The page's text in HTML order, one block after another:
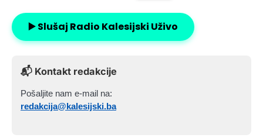
▶️ Slušaj Radio Kalesijski Uživo
📬 Kontakt redakcije
Pošaljite nam e-mail na:
redakcija@kalesijski.ba